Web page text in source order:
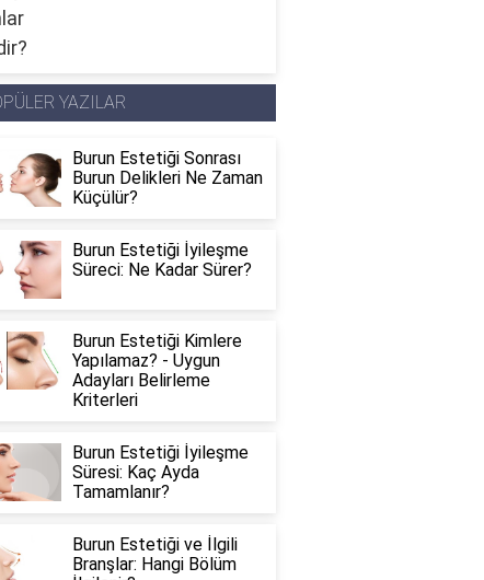
YAZILAR
Burun Estetiği Sonrası
Burun Delikleri Ne Zaman
Küçülür?
Burun Estetiği İyileşme
Süreci: Ne Kadar Sürer?
Burun Estetiği Kimlere
Yapılamaz? - Uygun
Adayları Belirleme
Kriterleri
Burun Estetiği İyileşme
Süresi: Kaç Ayda
Tamamlanır?
Burun Estetiği ve İlgili
Branşlar: Hangi Bölüm